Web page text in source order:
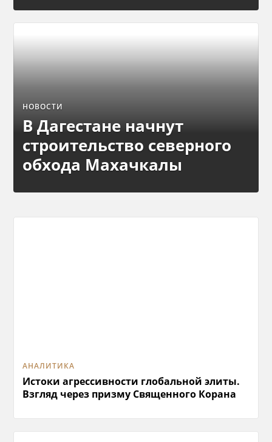
НОВОСТИ
В Дагестане начнут
строительство северного
обхода Махачкалы
АНАЛИТИКА
Истоки агрессивности глобальной элиты.
Взгляд через призму Священного Корана